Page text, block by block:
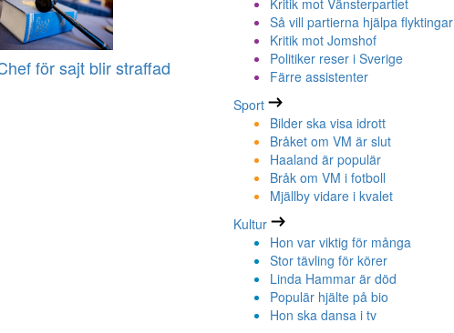
för sajt blir straffad
Kritik mot Vänsterpartiet
Så vill partierna hjälpa flyktingar
Kritik mot Jomshof
Politiker reser i Sverige
Färre assistenter
Sport
Bilder ska visa idrott
Bråket om VM är slut
Haaland är populär
Bråk om VM i fotboll
Mjällby vidare i kvalet
Kultur
Hon var viktig för många
Stor tävling för körer
Linda Hammar är död
Populär hjälte på bio
Hon ska dansa i tv